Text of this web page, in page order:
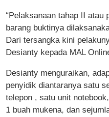
“Pelaksanaan tahap II atau
barang buktinya
Dari tersangka kini
Desianty kepada MAL
Desianty menguraikan,
penyidik diantaranya satu
telepon , satu unit
1 buah mukena, dan